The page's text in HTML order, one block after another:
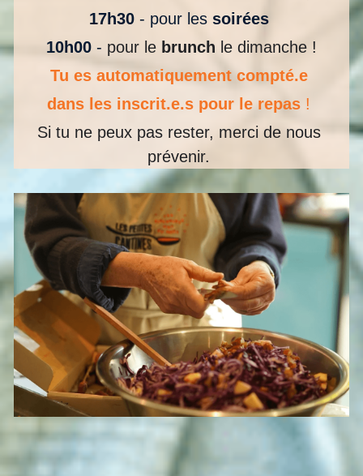
17h30 - pour les soirées
10h00 - pour le brunch le dimanche !
Tu es automatiquement compté.e
dans les inscrit.e.s pour le repas !
Si tu ne peux pas rester, merci de nous
prévenir.